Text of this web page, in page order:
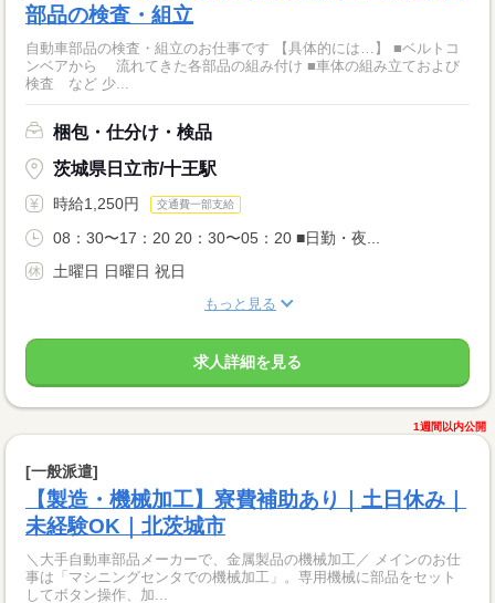
部品の検査・組立
自動車部品の検査・組立のお仕事です 【具体的には…】 ■ベルトコ
ンベアから 流れてきた各部品の組み付け ■車体の組み立ておよび
検査 など 少...
梱包・仕分け・検品
茨城県日立市/十王駅
時給1,250円 交通費一部支給
08：30〜17：20 20：30〜05：20 ■日勤・夜...
土曜日 日曜日 祝日
もっと見る
求人詳細を見る
1週間以内公開
[一般派遣]
【製造・機械加工】寮費補助あり｜土日休み｜
未経験OK｜北茨城市
＼大手自動車部品メーカーで、金属製品の機械加工／ メインのお仕
事は「マシニングセンタでの機械加工」。専用機械に部品をセット
してボタン操作、加...